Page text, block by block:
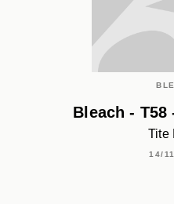
Bleach - T58
Tite
14/